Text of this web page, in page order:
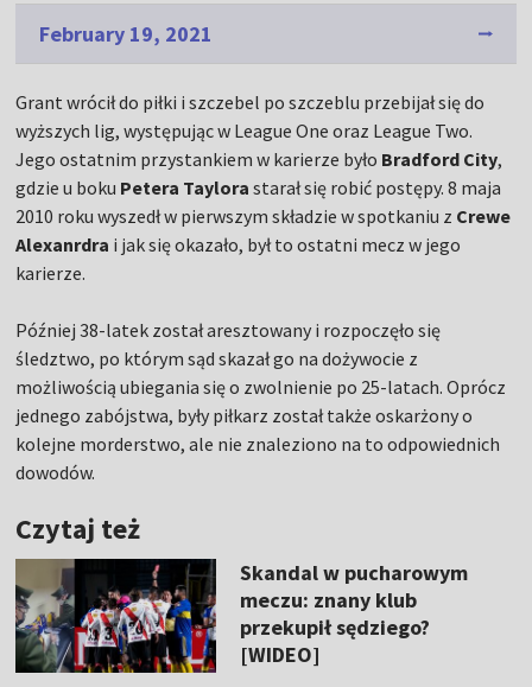
February 19, 2021
Grant wrócił do piłki i szczebel po szczeblu przebijał się do
wyższych lig, występując w League One oraz League Two.
Jego ostatnim przystankiem w karierze było Bradford City,
gdzie u boku Petera Taylora starał się robić postępy. 8 maja
2010 roku wyszedł w pierwszym składzie w spotkaniu z Crewe
Alexanrdra i jak się okazało, był to ostatni mecz w jego
karierze.
Później 38-latek został aresztowany i rozpoczęło się
śledztwo, po którym sąd skazał go na dożywocie z
możliwością ubiegania się o zwolnienie po 25-latach. Oprócz
jednego zabójstwa, były piłkarz został także oskarżony o
kolejne morderstwo, ale nie znaleziono na to odpowiednich
dowodów.
Czytaj też
Skandal w pucharowym
meczu: znany klub
przekupił sędziego?
[WIDEO]